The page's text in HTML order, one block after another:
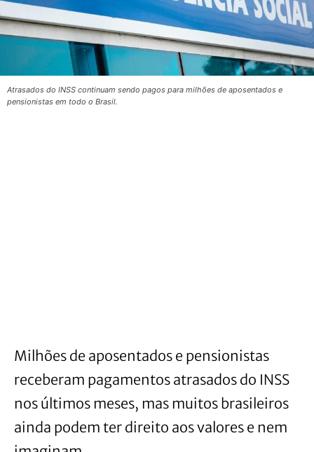
Atrasados do INSS continuam sendo pagos para milhões de aposentados e
pensionistas em todo o Brasil.
Milhões de aposentados e pensionistas
receberam pagamentos atrasados do INSS
nos últimos meses, mas muitos brasileiros
ainda podem ter direito aos valores e nem